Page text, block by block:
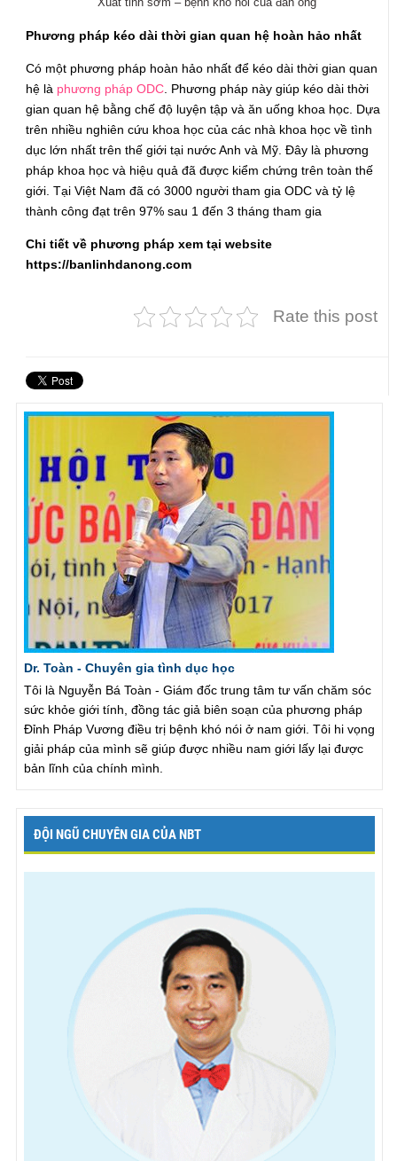
Phương pháp kéo dài thời gian quan hệ hoàn hảo nhất
Có một phương pháp hoàn hảo nhất để kéo dài thời gian quan
hệ là phương pháp ODC . Phương pháp này giúp kéo dài thời
gian quan hệ bằng chế độ luyện tập và ăn uống khoa học. Dựa
trên nhiều nghiên cứu khoa học của các nhà khoa học về tình
dục lớn nhất trên thế giới tại nước Anh và Mỹ. Đây là phương
pháp khoa học và hiệu quả đã được kiểm chứng trên toàn thế
giới. Tại Việt Nam đã có 3000 người tham gia ODC và tỷ lệ
thành công đạt trên 97% sau 1 đến 3 tháng tham gia
Chi tiết về phương pháp xem tại website
https://banlinhdanong.com
Rate this post
Dr. Toàn - Chuyên gia tình dục học
Tôi là Nguyễn Bá Toàn - Giám đốc trung tâm tư vấn chăm sóc
sức khỏe giới tính, đồng tác giả biên soạn của phương pháp
Đỉnh Pháp Vương điều trị bệnh khó nói ở nam giới. Tôi hi vọng
giải pháp của mình sẽ giúp được nhiều nam giới lấy lại được
bản lĩnh của chính mình.
ĐỘI NGŨ CHUYÊN GIA CỦA NBT